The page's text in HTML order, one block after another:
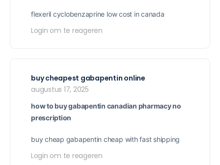
flexeril cyclobenzaprine low cost in canada
Login om te reageren
buy cheapest gabapentin online
augustus 17, 2025
how to buy gabapentin canadian pharmacy no
prescription
buy cheap gabapentin cheap with fast shipping
Login om te reageren